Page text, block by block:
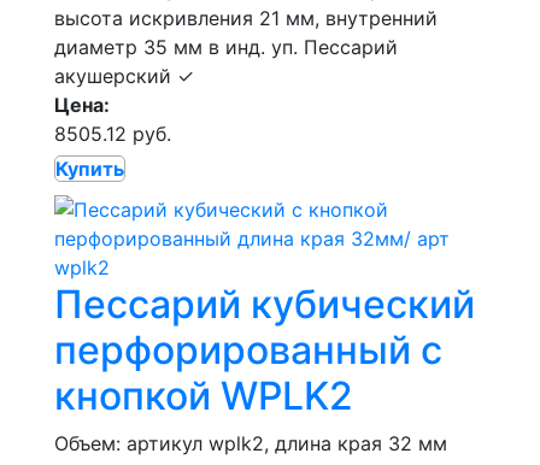
высота искривления 21 мм, внутренний
диаметр 35 мм в инд. уп. Пессарий
акушерский ✓
Цена:
8505.12 руб.
Купить
Пессарий кубический
перфорированный с
кнопкой WPLK2
Объем: артикул wplk2, длина края 32 мм